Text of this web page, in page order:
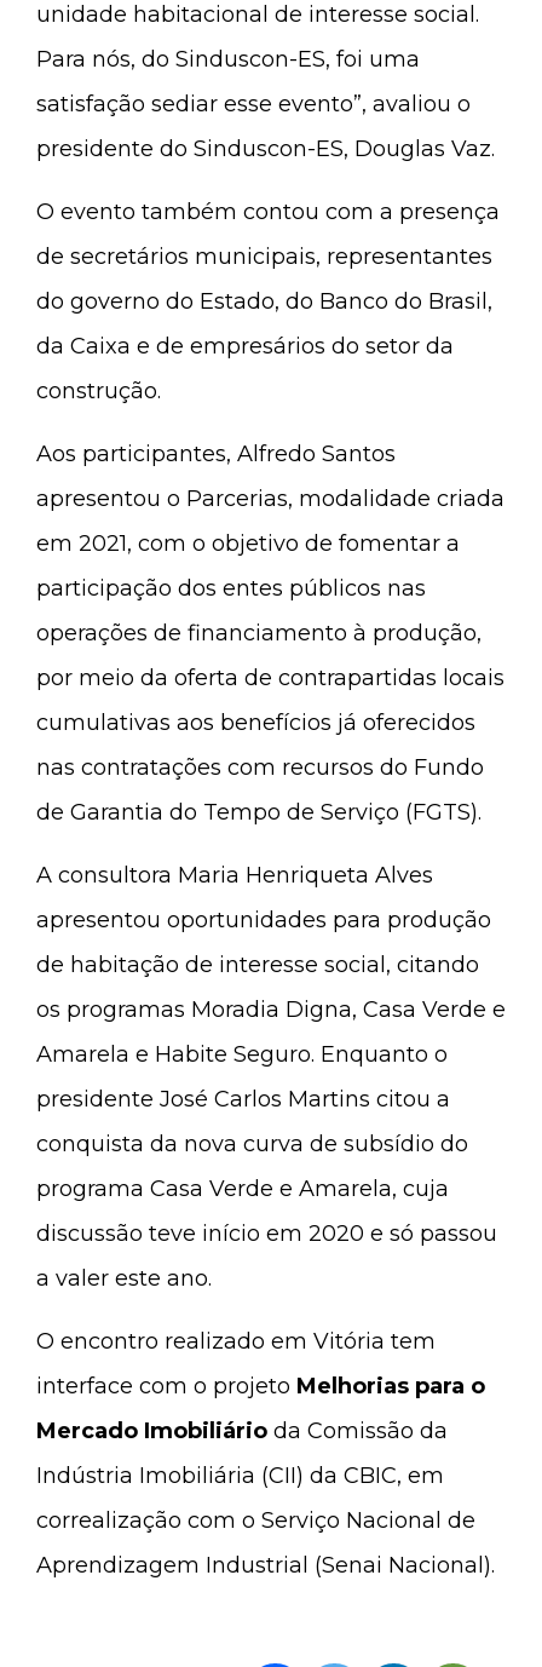
unidade habitacional de interesse social.
Para nós, do Sinduscon-ES, foi uma
satisfação sediar esse evento”, avaliou o
presidente do Sinduscon-ES, Douglas Vaz.
O evento também contou com a presença
de secretários municipais, representantes
do governo do Estado, do Banco do Brasil,
da Caixa e de empresários do setor da
construção.
Aos participantes, Alfredo Santos
apresentou o Parcerias, modalidade criada
em 2021, com o objetivo de fomentar a
participação dos entes públicos nas
operações de financiamento à produção,
por meio da oferta de contrapartidas locais
cumulativas aos benefícios já oferecidos
nas contratações com recursos do Fundo
de Garantia do Tempo de Serviço (FGTS).
A consultora Maria Henriqueta Alves
apresentou oportunidades para produção
de habitação de interesse social, citando
os programas Moradia Digna, Casa Verde e
Amarela e Habite Seguro. Enquanto o
presidente José Carlos Martins citou a
conquista da nova curva de subsídio do
programa Casa Verde e Amarela, cuja
discussão teve início em 2020 e só passou
a valer este ano.
O encontro realizado em Vitória tem
interface com o projeto Melhorias para o
Mercado Imobiliário da Comissão da
Indústria Imobiliária (CII) da CBIC, em
correalização com o Serviço Nacional de
Aprendizagem Industrial (Senai Nacional).